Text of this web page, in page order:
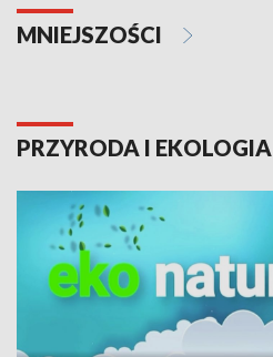
MNIEJSZOŚCI
PRZYRODA I EKOLOGIA